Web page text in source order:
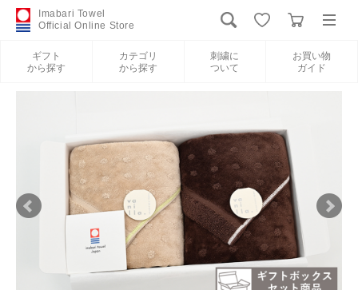
Imabari Towel
Official Online Store
ギフト
から探す
カテゴリ
から探す
刺繍に
ついて
お買い物
ガイド
新規会員登録
ギフトから探す
カテゴリから探す
刺繍について
お買い物ガイド